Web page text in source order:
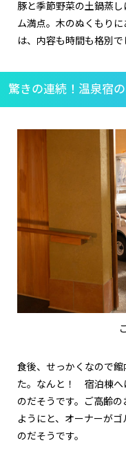
豚と季節野菜の土鍋蒸
ム満点。木のぬくもり
は、内容も時間も格別で
驚きの連続！温泉宿
食後、せっかくなので
た。なんと！ 宿泊棟へ
のだそうです。ご高齢
ようにと、オーナーが
のだそうです。